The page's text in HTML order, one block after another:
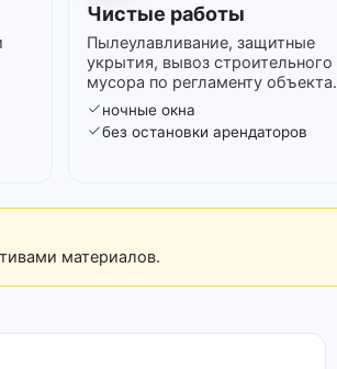
Чистые работы
Пылеулавливание, защитные
укрытия, вывоз строительного
мусора по регламенту объекта.
ночные окна
без остановки арендаторов
материалов.